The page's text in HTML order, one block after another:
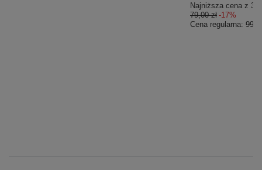
Najniższa cena z
79,00 zł -17%
Cena regularna: